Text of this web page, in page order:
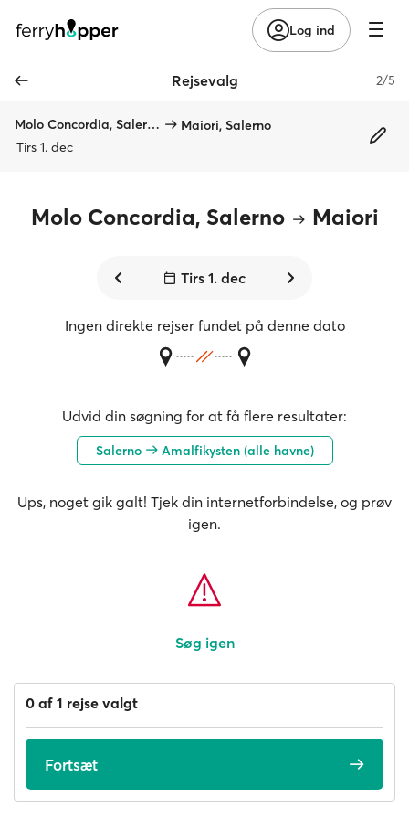
Log ind
Rejsevalg 2/5
Molo Concordia, Salerno
Maiori, Salerno
Tirs 1. dec
Molo Concordia, Salerno Maiori
Tirs 1. dec
Ingen direkte rejser fundet på denne dato
Udvid din søgning for at få flere resultater:
Salerno Amalfikysten (alle havne)
Ups, noget gik galt! Tjek din internetforbindelse, og prøv
igen.
Søg igen
0 af 1 rejse valgt
Fortsæt